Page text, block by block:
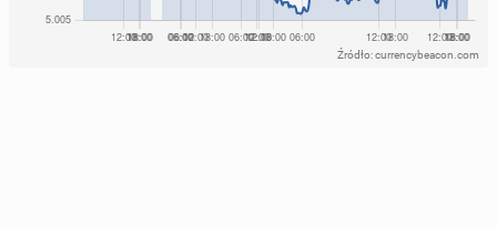
Źródło: currencybeacon.com